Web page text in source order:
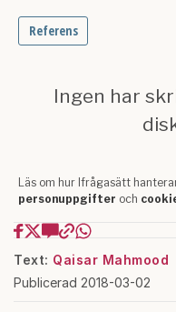
Text: Qaisar Mahmood
Publicerad 2018-03-02